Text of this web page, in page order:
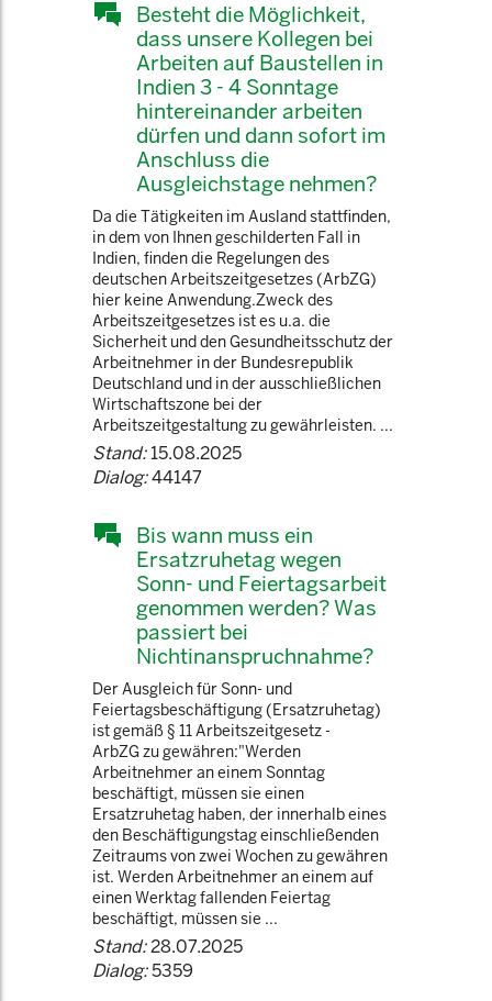
Besteht die Möglichkeit,
dass unsere Kollegen bei
Arbeiten auf Baustellen in
Indien 3 - 4 Sonntage
hintereinander arbeiten
dürfen und dann sofort im
Anschluss die
Ausgleichstage nehmen?
Da die Tätigkeiten im Ausland stattfinden,
in dem von Ihnen geschilderten Fall in
Indien, finden die Regelungen des
deutschen Arbeitszeitgesetzes (ArbZG)
hier keine Anwendung.Zweck des
Arbeitszeitgesetzes ist es u.a. die
Sicherheit und den Gesundheitsschutz der
Arbeitnehmer in der Bundesrepublik
Deutschland und in der ausschließlichen
Wirtschaftszone bei der
Arbeitszeitgestaltung zu gewährleisten. ...
Stand:15.08.2025
Dialog:44147
Bis wann muss ein
Ersatzruhetag wegen
Sonn- und Feiertagsarbeit
genommen werden? Was
passiert bei
Nichtinanspruchnahme?
Der Ausgleich für Sonn- und
Feiertagsbeschäftigung (Ersatzruhetag)
ist gemäß § 11 Arbeitszeitgesetz -
ArbZG zu gewähren:"Werden
Arbeitnehmer an einem Sonntag
beschäftigt, müssen sie einen
Ersatzruhetag haben, der innerhalb eines
den Beschäftigungstag einschließenden
Zeitraums von zwei Wochen zu gewähren
ist. Werden Arbeitnehmer an einem auf
einen Werktag fallenden Feiertag
beschäftigt, müssen sie ...
Stand:28.07.2025
Dialog:5359